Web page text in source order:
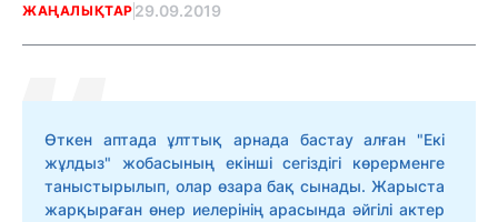
ЖАҢАЛЫҚТАР 29.09.2019
Өткен аптада ұлттық арнада бастау алған "Екі
жұлдыз" жобасының екінші сегіздігі көрерменге
таныстырылып, олар өзара бақ сынады. Жарыста
жарқыраған өнер иелерінің арасында әйгілі актер